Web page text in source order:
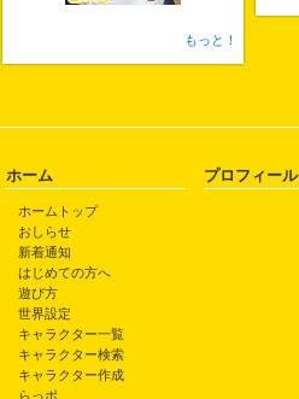
もっと！
ホーム
ホームトップ
おしらせ
新着通知
はじめての方へ
遊び方
世界設定
キャラクター一覧
キャラクター検索
キャラクター作成
らっポ
プロフィール